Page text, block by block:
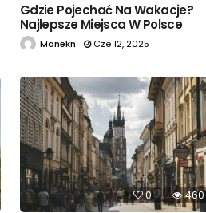
Gdzie Pojechać Na Wakacje?
Najlepsze Miejsca W Polsce
Manekn Cze 12, 2025
0 460